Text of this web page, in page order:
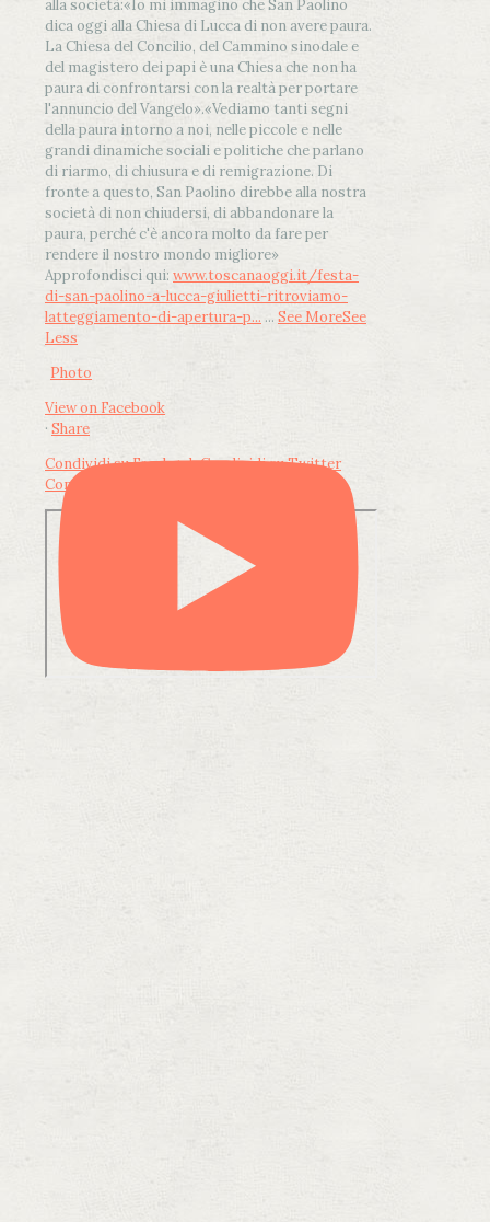
alla società:«Io mi immagino che San Paolino
dica oggi alla Chiesa di Lucca di non avere paura.
La Chiesa del Concilio, del Cammino sinodale e
del magistero dei papi è una Chiesa che non ha
paura di confrontarsi con la realtà per portare
l'annuncio del Vangelo».«Vediamo tanti segni
della paura intorno a noi, nelle piccole e nelle
grandi dinamiche sociali e politiche che parlano
di riarmo, di chiusura e di remigrazione. Di
fronte a questo, San Paolino direbbe alla nostra
società di non chiudersi, di abbandonare la
paura, perché c'è ancora molto da fare per
rendere il nostro mondo migliore»
Approfondisci qui: www.toscanaoggi.it/festa-
di-san-paolino-a-lucca-giulietti-ritroviamo-
latteggiamento-di-apertura-p... ... See MoreSee
Less
Photo
View on Facebook
· Share
Condividi su FacebookCondividi su Twitter
Condividi su LinkedIn